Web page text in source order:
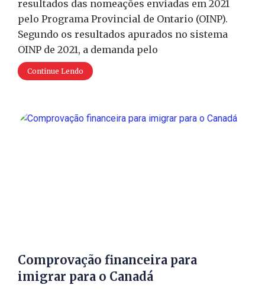
resultados das nomeações enviadas em 2021
pelo Programa Provincial de Ontario (OINP).
Segundo os resultados apurados no sistema
OINP de 2021, a demanda pelo
Continue Lendo
Comprovação financeira para
imigrar para o Canadá